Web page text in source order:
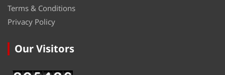
Terms & Conditions
Privacy Policy
Our Visitors